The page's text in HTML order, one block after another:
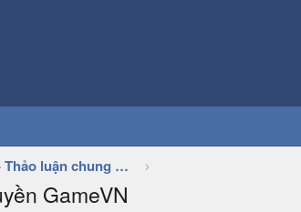
Tin tức - Giới thiệu - Thảo luận chung về game
GameVN